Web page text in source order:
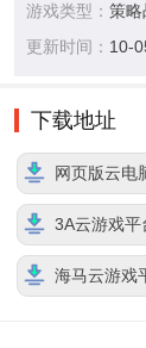
游戏类型： 策略
更新时间： 10-
下载地址
网页版云电
3A云游戏
海马云游戏